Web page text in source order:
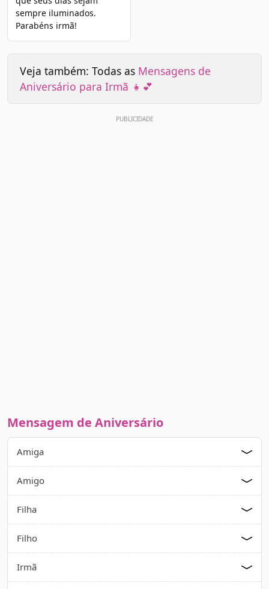
sempre iluminados.
Parabéns irmã!
Veja também: Todas as Mensagens de
Aniversário para Irmã 👧💕
Mensagem de Aniversário
Amiga
Amigo
Filha
Filho
Irmã